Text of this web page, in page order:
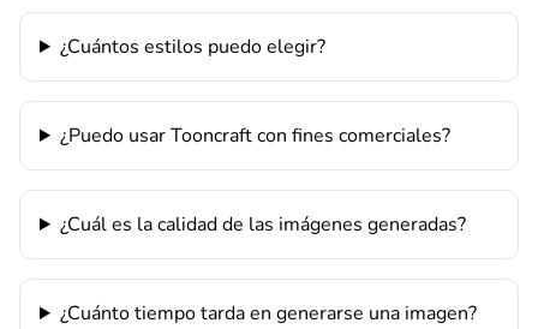
¿Cuántos estilos puedo elegir?
¿Puedo usar Tooncraft con fines comerciales?
¿Cuál es la calidad de las imágenes generadas?
¿Cuánto tiempo tarda en generarse una imagen?